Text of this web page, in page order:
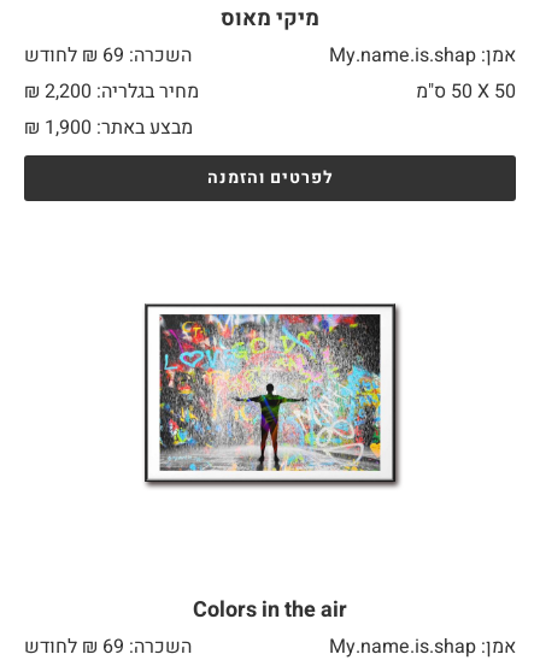
מיקי מאוס
אמן: My.name.is.shap
השכרה: 69 ₪ לחודש
50 X
מחיר בגלריה: 2,200 ₪
מבצע באתר:
₪ 1,900
לפרטים והזמנה
Colors in the air
אמן: My.name.is.shap
השכרה: 69 ₪ לחודש